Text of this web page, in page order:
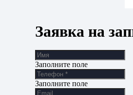
Заявка на
Заполните поле
Заполните поле